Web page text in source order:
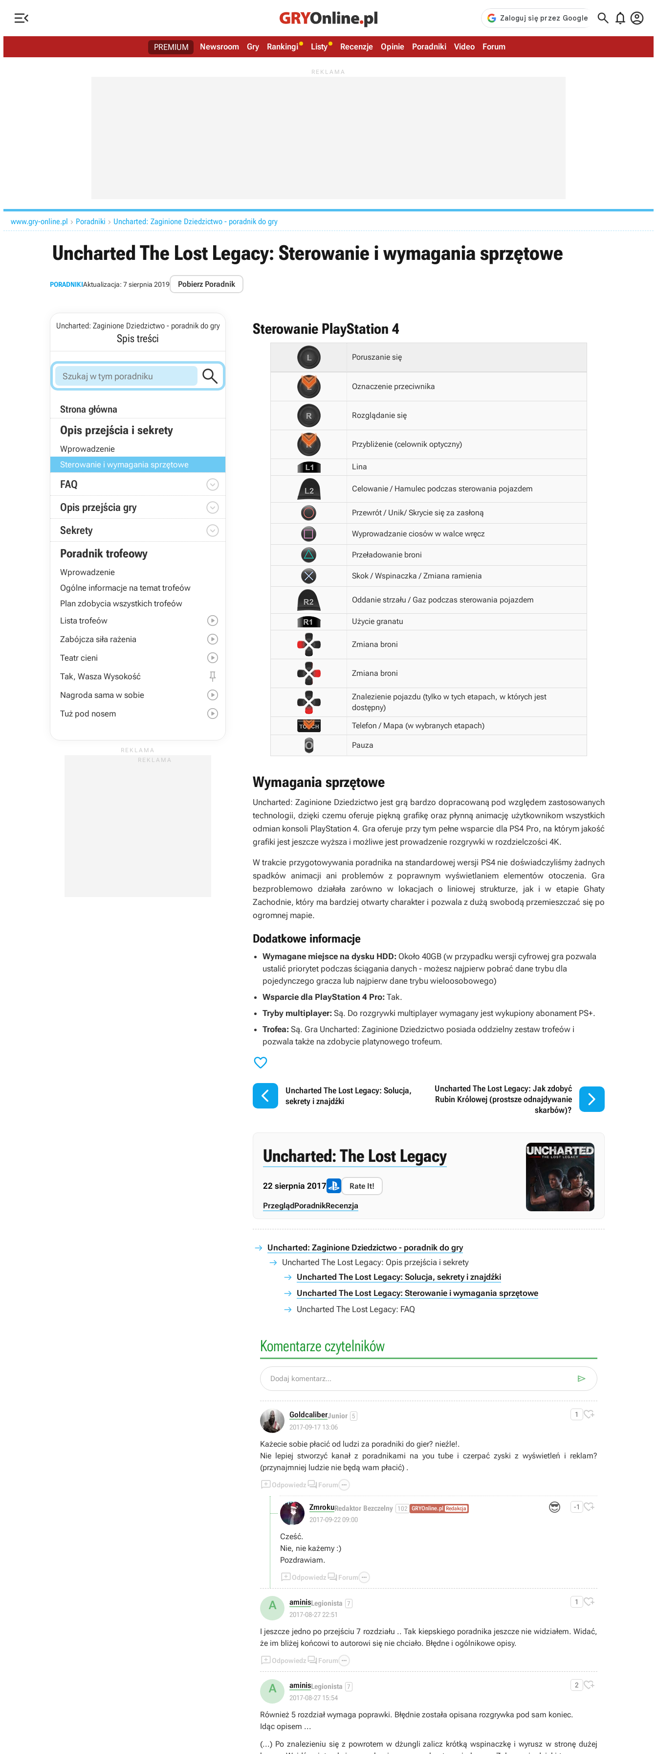
   
PREMIUM Newsroom Gry Rankingi Listy Recenzje Opinie Poradniki Video Forum
www.gry-online.pl  Poradniki  Uncharted: Zaginione Dziedzictwo - poradnik do gry
Uncharted The Lost Legacy: Sterowanie i wymagania sprzętowe
PORADNIKIAktualizacja: 7 sierpnia 2019 Pobierz Poradnik
Uncharted: Zaginione Dziedzictwo - poradnik do gry
Spis treści

Strona główna
Opis przejścia i sekrety
Wprowadzenie
Sterowanie i wymagania sprzętowe
FAQ 
Opis przejścia gry 
Sekrety 
Poradnik trofeowy
Wprowadzenie
Ogólne informacje na temat trofeów
Plan zdobycia wszystkich trofeów
Lista trofeów

Zabójcza siła rażenia 
Teatr cieni 
Tak, Wasza Wysokość 
Nagroda sama w sobie 
Tuż pod nosem 
Sterowanie PlayStation 4
Poruszanie się
Oznaczenie przeciwnika
Rozglądanie się
Przybliżenie (celownik optyczny)
Lina
Celowanie / Hamulec podczas sterowania pojazdem
Przewrót / Unik/ Skrycie się za zasłoną
Wyprowadzanie ciosów w walce wręcz
Przeładowanie broni
Skok / Wspinaczka / Zmiana ramienia
Oddanie strzału / Gaz podczas sterowania pojazdem
Użycie granatu
Zmiana broni
Zmiana broni
Znalezienie pojazdu (tylko w tych etapach, w których jest
dostępny)
Telefon / Mapa (w wybranych etapach)
Pauza
Wymagania sprzętowe
Uncharted: Zaginione Dziedzictwo jest grą bardzo dopracowaną pod względem zastosowanych
technologii, dzięki czemu oferuje piękną grafikę oraz płynną animację użytkownikom wszystkich
odmian konsoli PlayStation 4. Gra oferuje przy tym pełne wsparcie dla PS4 Pro, na którym jakość
grafiki jest jeszcze wyższa i możliwe jest prowadzenie rozgrywki w rozdzielczości 4K.
W trakcie przygotowywania poradnika na standardowej wersji PS4 nie doświadczyliśmy żadnych
spadków animacji ani problemów z poprawnym wyświetlaniem elementów otoczenia. Gra
bezproblemowo działała zarówno w lokacjach o liniowej strukturze, jak i w etapie Ghaty
Zachodnie, który ma bardziej otwarty charakter i pozwala z dużą swobodą przemieszczać się po
ogromnej mapie.
Dodatkowe informacje
Wymagane miejsce na dysku HDD: Około 40GB (w przypadku wersji cyfrowej gra pozwala
ustalić priorytet podczas ściągania danych - możesz najpierw pobrać dane trybu dla
pojedynczego gracza lub najpierw dane trybu wieloosobowego)
Wsparcie dla PlayStation 4 Pro: Tak.
Tryby multiplayer: Są. Do rozgrywki multiplayer wymagany jest wykupiony abonament PS+.
Trofea: Są. Gra Uncharted: Zaginione Dziedzictwo posiada oddzielny zestaw trofeów i
pozwala także na zdobycie platynowego trofeum.


Uncharted The Lost Legacy: Solucja,
sekrety i znajdźki
Uncharted The Lost Legacy: Jak zdobyć
Rubin Królowej (prostsze odnajdywanie
skarbów)?

Uncharted: The Lost Legacy
22 sierpnia 2017 Rate It!
PrzeglądPoradnikRecenzja
Uncharted: Zaginione Dziedzictwo - poradnik do gry
Uncharted The Lost Legacy: Opis przejścia i sekrety
Uncharted The Lost Legacy: Solucja, sekrety i znajdźki
Uncharted The Lost Legacy: Sterowanie i wymagania sprzętowe
Uncharted The Lost Legacy: FAQ
Komentarze czytelników
Dodaj komentarz... 
GoldcaliberJunior 5
2017-09-17 13:06
1 
Każecie sobie płacić od ludzi za poradniki do gier? nieźle!.
Nie lepiej stworzyć kanał z poradnikami na you tube i czerpać zyski z wyświetleń i reklam?
(przynajmniej ludzie nie będą wam płacić) .
Odpowiedz  Forum 
😎
ZmrokuRedaktor Bezczelny 102 GRYOnline.pl Redakcja
2017-09-22 09:00
-1 
Cześć.
Nie, nie każemy :)
Pozdrawiam.
Odpowiedz  Forum 
A aminisLegionista 7
2017-08-27 22:51
1 
I jeszcze jedno po przejściu 7 rozdziału .. Tak kiepskiego poradnika jeszcze nie widziałem. Widać,
że im bliżej końcowi to autorowi się nie chciało. Błędne i ogólnikowe opisy.
Odpowiedz  Forum 
A aminisLegionista 7
2017-08-27 15:54
2 
Również 5 rozdział wymaga poprawki. Błędnie została opisana rozgrywka pod sam koniec.
Idąc opisem ...
(...) Po znalezieniu się z powrotem w dżungli zalicz krótką wspinaczkę i wyrusz w stronę dużej